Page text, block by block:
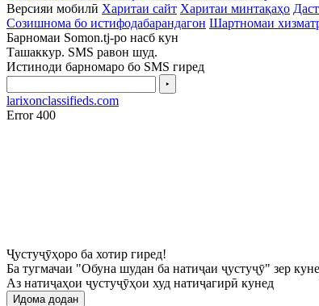
Версияи мобилӣ Харитаи сайт Харитаи минтақаҳо
Созишнома бо истифодабарандагон Шартномаи
Барномаи Somon.tj-ро насб кун
Ташаккур. SMS равон шуд.
Истиноди барномаро бо SMS гиред
‣
larixonclassifieds.com
Error 400
Ҷустуҷӯҳоро ба хотир гиред!
Ба тугмачаи "Обуна шудан ба натиҷаи ҷустуҷӯ" зер
Аз натиҷаҳои ҷустуҷӯҳои худ натиҷагирӣ кунед
Идома додан